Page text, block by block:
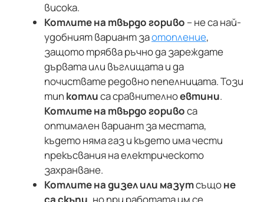
висока.
Котлите на твърдо гориво – не са най-
удобният вариант заотопление,
защото трябва ръчно да зареждате
дървата или въглищата и да
почиствате редовно пепелницата. Този
тип котлиса сравнителноевтини.
Котлите на твърдо горивоса
оптимален вариант за местата,
където няма газ и където има чести
прекъсвания на електрическото
захранване.
Котлите на дизел или мазутсъщоне